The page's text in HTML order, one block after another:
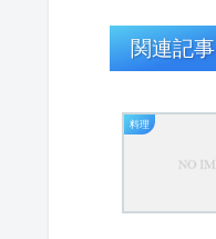
関連記事
料理